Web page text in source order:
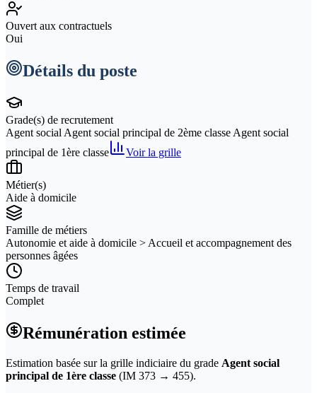
Ouvert aux contractuels
Oui
Détails du poste
Grade(s) de recrutement
Agent social Agent social principal de 2ème classe Agent social
principal de 1ère classe
Voir la grille
Métier(s)
Aide à domicile
Famille de métiers
Autonomie et aide à domicile > Accueil et accompagnement des
personnes âgées
Temps de travail
Complet
Rémunération estimée
Estimation basée sur la grille indiciaire du grade Agent social
principal de 1ère classe (IM 373 → 455).